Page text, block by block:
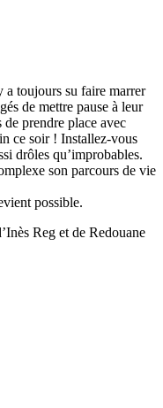
a toujours su faire marrer
de mettre pause à leur
prendre place avec
ce soir ! Installez-vous
drôles qu’improbables.
son parcours de vie
possible.
Reg et de Redouane